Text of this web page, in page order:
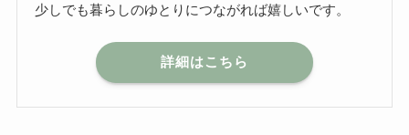
少しでも暮らしのゆとりにつながれば嬉しいです。
詳細はこちら